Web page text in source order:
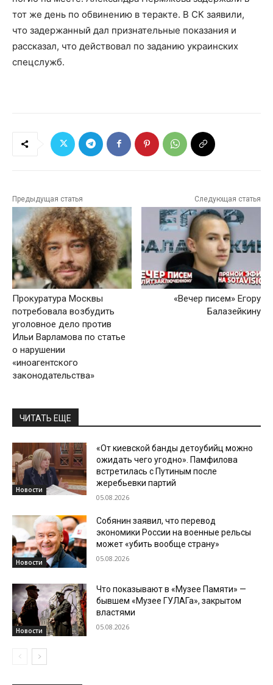
тот же день по обвинению в теракте. В СК заявили,
что задержанный дал признательные показания и
рассказал, что действовал по заданию украинских
спецслужб.
Предыдущая статья
Прокуратура Москвы
потребовала возбудить
уголовное дело против
Ильи Варламова по статье
о нарушении
«иноагентского
законодательства»
Следующая статья
«Вечер писем» Егору
Балазейкину
ЧИТАТЬ ЕЩЕ
Новости
«От киевской банды детоубийц можно
ожидать чего угодно». Памфилова
встретилась с Путиным после
жеребьевки партий
05.08.2026
Новости
Собянин заявил, что перевод
экономики России на военные рельсы
может «убить вообще страну»
05.08.2026
Новости
Что показывают в «Музее Памяти» —
бывшем «Музее ГУЛАГа», закрытом
властями
05.08.2026